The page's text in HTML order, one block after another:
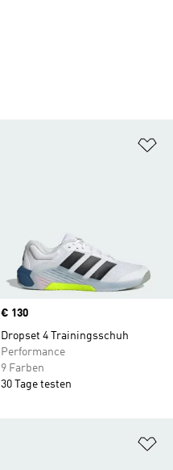
Price
€ 130
Dropset 4 Trainingsschuh
Performance
9 Farben
30 Tage testen